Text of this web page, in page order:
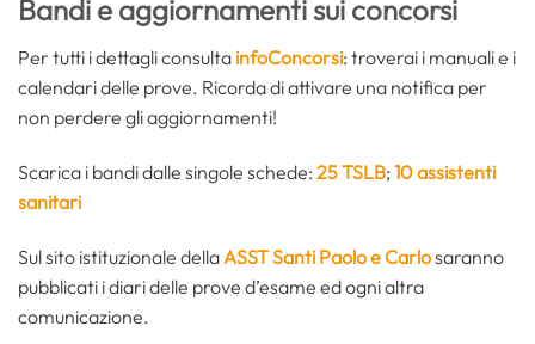
Bandi e aggiornamenti sui concorsi
Per tutti i dettagli consulta infoConcorsi: troverai i manuali e i
calendari delle prove. Ricorda di attivare una notifica per
non perdere gli aggiornamenti!
Scarica i bandi dalle singole schede: 25 TSLB; 10 assistenti
sanitari
Sul sito istituzionale della ASST Santi Paolo e Carlosaranno
pubblicati i diari delle prove d’esame ed ogni altra
comunicazione.